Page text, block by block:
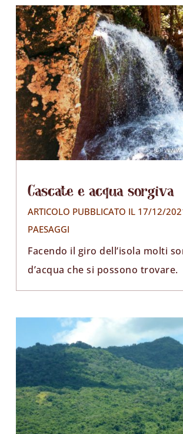
Cascate e acqua sorgiva
ARTICOLO PUBBLICATO IL 17/12/
PAESAGGI
Facendo il giro dell’isola molti
d’acqua che si possono trovare.